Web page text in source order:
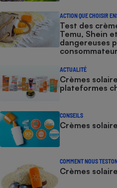
ACTION QUE CHOISIR
Test des
Temu, Shein
dangereuses
ACTUALITÉ
Crèmes
plateformes
CONSEILS
Crèmes
COMMENT NOUS
Crèmes